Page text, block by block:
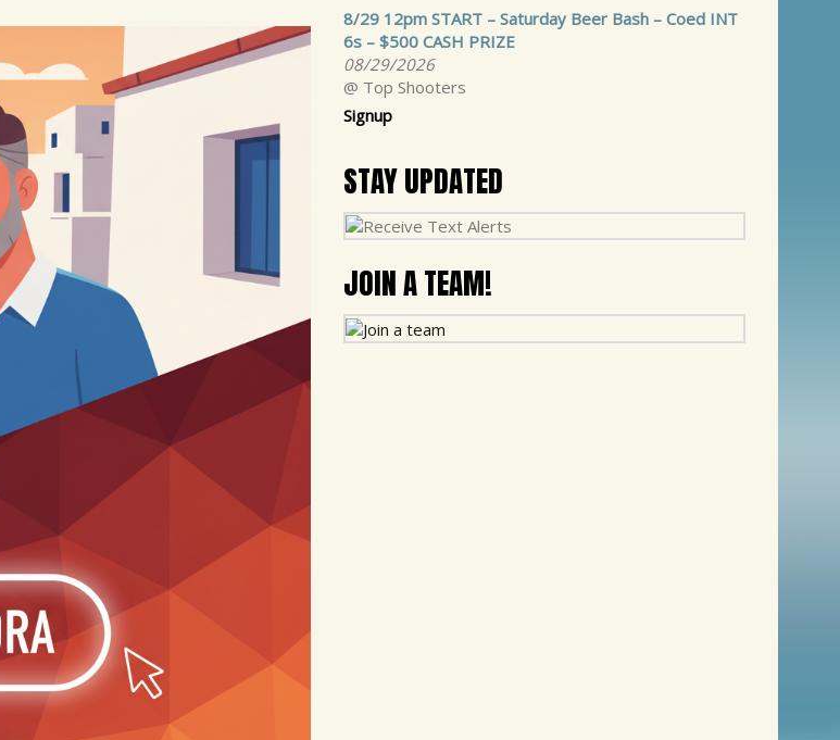
8/29 12pm START – Saturday Beer Bash – Coed INT
6s – $500 CASH PRIZE
08/29/2026
@ Top Shooters
Signup
STAY UPDATED
JOIN A TEAM!